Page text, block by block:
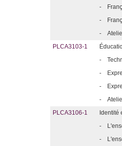
-
-
-
PLCA3103-1
-
-
-
-
PLCA3106-1
Identité
-
-